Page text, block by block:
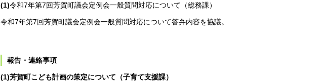
(1)令和7年第7回芳賀町議会定例会一般質問対応について（総務課）
令和7年第7回芳賀町議会定例会一般質問対応について答弁内容を協議。
報告・連絡事項
(1)芳賀町こども計画の策定について（子育て支援課）